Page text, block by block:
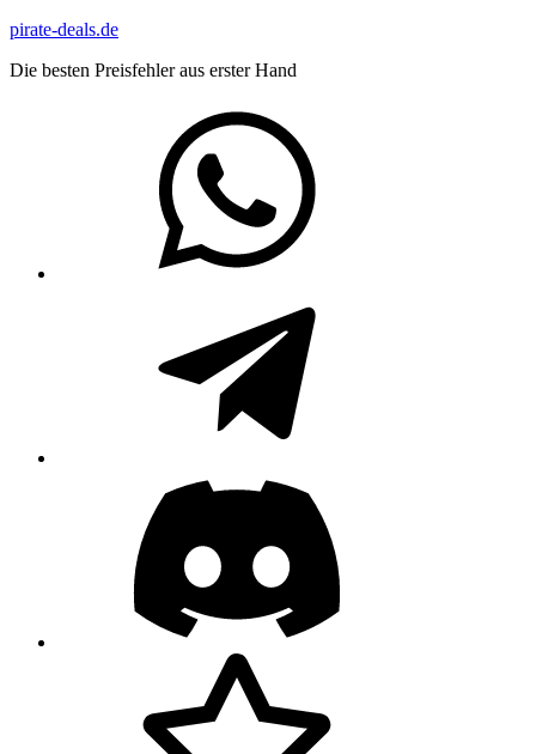
Zum
springen
pirate-deals.de
Die besten Preisfehler aus erster Hand